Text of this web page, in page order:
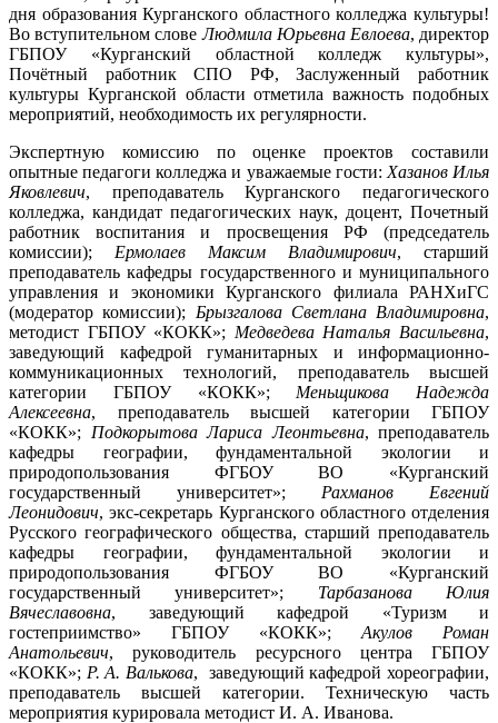
дня образования Курганского областного колледжа культуры!
Во вступительном словеЛюдмила Юрьевна Евлоева, директор
ГБПОУ «Курганский областной колледж культуры»,
Почётный работник СПО РФ, Заслуженный работник
культуры Курганской области отметила важность подобных
мероприятий, необходимость их регулярности.
Экспертную комиссию по оценке проектов составили
опытные педагоги колледжа и уважаемые гости: Хазанов Илья
Яковлевич, преподаватель Курганского педагогического
колледжа, кандидат педагогических наук, доцент, Почетный
работник воспитания и просвещения РФ (председатель
комиссии); Ермолаев Максим Владимирович, старший
преподаватель кафедры государственного и муниципального
управления и экономики Курганского филиала РАНХиГС
(модератор комиссии); Брызгалова Светлана Владимировна,
методист ГБПОУ «КОКК»; Медведева Наталья Васильевна,
заведующий кафедрой гуманитарных и информационно-
коммуникационных технологий, преподаватель высшей
категории ГБПОУ «КОКК»; Меньщикова Надежда
Алексеевна, преподаватель высшей категории ГБПОУ
«КОКК»; Подкорытова Лариса Леонтьевна, преподаватель
кафедры географии, фундаментальной экологии и
природопользования ФГБОУ ВО «Курганский
государственный университет»; Рахманов Евгений
Леонидович, экс-секретарь Курганского областного отделения
Русского географического общества, старший преподаватель
кафедры географии, фундаментальной экологии и
природопользования ФГБОУ ВО «Курганский
государственный университет»; Тарбазанова Юлия
Вячеславовна, заведующий кафедрой «Туризм и
гостеприимство» ГБПОУ «КОКК»; Акулов Роман
Анатольевич, руководитель ресурсного центра ГБПОУ
«КОКК»; Р. А. Валькова, заведующий кафедрой хореографии,
преподаватель высшей категории. Техническую часть
мероприятия курировала методист И. А. Иванова.